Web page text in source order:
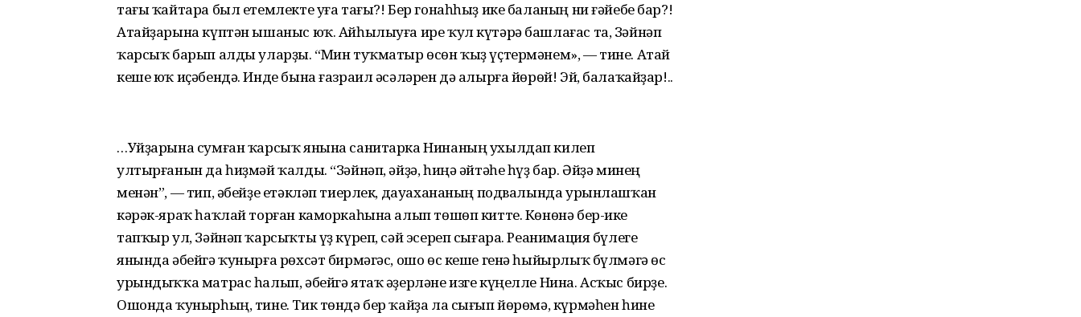
тағы ҡайтара был етемлекте уға тағы?! Бер гонаһһыҙ ике баланың ни ғәйебе бар?!
Атайҙарына күптән ышаныс юҡ. Айһылыуға ире ҡул күтәрә башлағас та, Зәйнәп
ҡарсыҡ барып алды уларҙы. “Мин туҡматыр өсөн ҡыҙ үҫтермәнем», — тине. Атай
кеше юҡ иҫәбендә. Инде бына ғазраил әсәләрен дә алырға йөрөй! Эй, балаҡайҙар!..
…Уйҙарына сумған ҡарсыҡ янына санитарка Нинаның ухылдап килеп
ултырғанын да һиҙмәй ҡалды. “Зәйнәп, әйҙә, һиңә әйтәһе һүҙ бар. Әйҙә минең
менән”, — тип, әбейҙе етәкләп тиерлек, дауахананың подвалында урынлашҡан
кәрәк-яраҡ һаҡлай торған каморкаһына алып төшөп китте. Көнөнә бер-ике
тапҡыр ул, Зәйнәп ҡарсыҡты үҙ күреп, сәй эсереп сығара. Реанимация бүлеге
янында әбейгә ҡунырға рөхсәт бирмәгәс, ошо өс кеше генә һыйырлыҡ бүлмәгә өс
урындыҡҡа матрас һалып, әбейгә ятаҡ әҙерләне изге күңелле Нина. Асҡыс бирҙе.
Ошонда ҡунырһың, тине. Тик төндә бер ҡайҙа ла сығып йөрөмә, күрмәһен һине